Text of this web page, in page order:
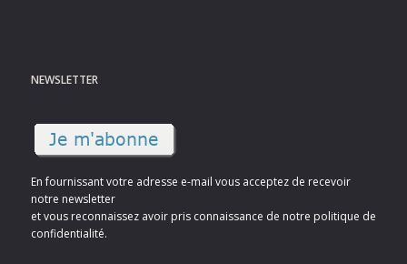
NEWSLETTER
En fournissant votre adresse e-mail vous acceptez de recevoir
notre newsletter
et vous reconnaissez avoir pris connaissance de notre politique de
confidentialité.